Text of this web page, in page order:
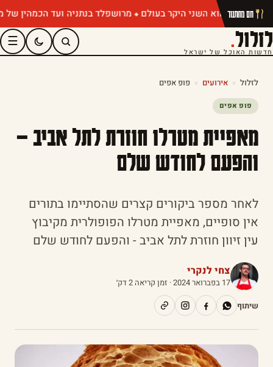
מרושפלד בנתניה ועד הכמהין של מושיק חם מהתנור
לזלול.
חדשות האוכל של ישראל
☰
לזלול » אירועים » פופ אפים
פופ אפים
מאפיית מטרלו חוזרת לתל אביב –
והפעם לחודש שלם
לאחר מספר ביקורים קצרים שהסתיימו בתורים
אין סופיים, מאפיית מטרלו הפופולרית מקיבוץ
עין זיוון חוזרת לתל אביב - והפעם לחודש שלם
צחי לנקרי
17 בפברואר 2024
· זמן קריאה 2 דק׳
שיתוף